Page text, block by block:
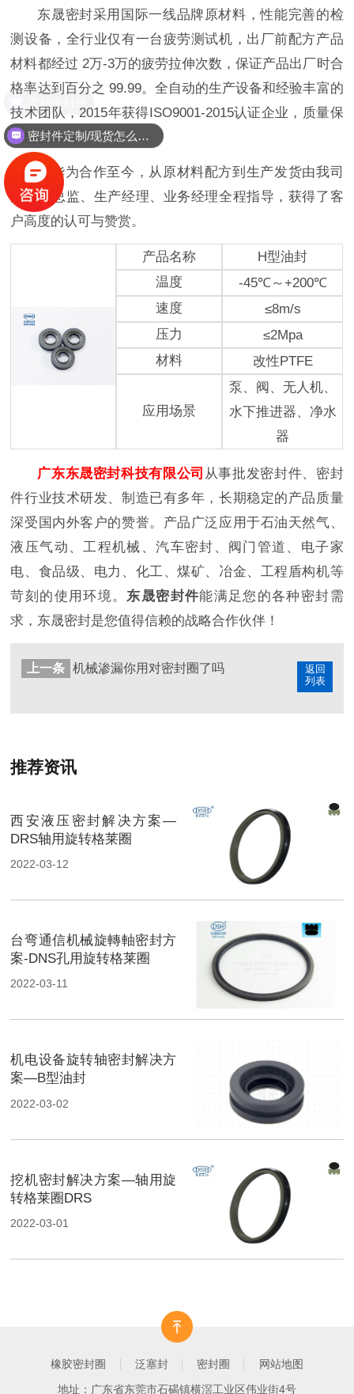
东晟密封采用国际一线品牌原材料，性能完善的检
测设备，全行业仅有一台疲劳测试机，出厂前配方产品
材料都经过 2万-3万的疲劳拉伸次数，保证产品出厂时合
格率达到百分之 99.99。全自动的生产设备和经验丰富的
技术团队，2015年获得ISO9001-2015认证企业，质量保
证性价比高。
与华为合作至今，从原材料配方到生产发货由我司
的技术总监、生产经理、业务经理全程指导，获得了客
户高度的认可与赞赏。
产品名称
H型油封
温度
-45℃～+200℃
速度
≤8m/s
压力
≤2Mpa
材料
改性PTFE
应用场景
泵、阀、无人机、
水下推进器、净水
器
广东东晟密封科技有限公司 从事批发密封件、密封
件行业技术研发、制造已有多年，长期稳定的产品质量
深受国内外客户的赞誉。产品广泛应用于石油天然气、
液压气动、工程机械、汽车密封、阀门管道、电子家
电、食品级、电力、化工、煤矿、冶金、工程盾构机等
苛刻的使用环境。 东晟密封件能满足您的各种密封需
求，东晟密封是您值得信赖的战略合作伙伴！
返回
列表
上一条 机械渗漏你用对密封圈了吗
推荐资讯
西安液压密封解决方案—
DRS轴用旋转格莱圈
2022-03-12
台弯通信机械旋轉軸密封方
案-DNS孔用旋转格莱圈
2022-03-11
机电设备旋转轴密封解决方
案—B型油封
2022-03-02
挖机密封解决方案—轴用旋
转格莱圈DRS
2022-03-01
橡胶密封圈 泛塞封 密封圈 网站地图
地址：广东省东莞市石碣镇横滘工业区伟业街4号